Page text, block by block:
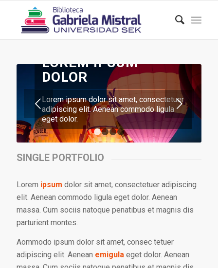
LOREM IPSUM
DOLOR
Lorem ipsum dolor sit amet, consectetuer
adipiscing elit. Aenean commodo ligula
eget dolor.
Posterior
1 2 3 4
SINGLE PORTFOLIO
Lorem ipsum dolor sit amet, consectetuer adipiscing
elit. Aenean commodo ligula eget dolor. Aenean
massa. Cum sociis natoque penatibus et magnis dis
parturient montes.
Aommodo ipsum dolor sit amet, consec tetuer
adipiscing elit. Aenean emigula eget dolor. Aenean